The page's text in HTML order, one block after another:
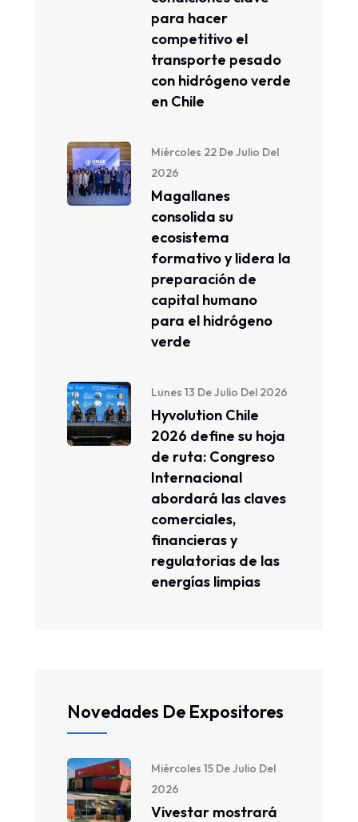
para hacer
competitivo el
transporte pesado
con hidrógeno verde
en Chile
Miércoles 22 De Julio Del
2026
Magallanes
consolida su
ecosistema
formativo y lidera la
preparación de
capital humano
para el hidrógeno
verde
Lunes 13 De Julio Del 2026
Hyvolution Chile
2026 define su hoja
de ruta: Congreso
Internacional
abordará las claves
comerciales,
financieras y
regulatorias de las
energías limpias
Novedades De Expositores
Miércoles 15 De Julio Del
2026
Vivestar mostrará